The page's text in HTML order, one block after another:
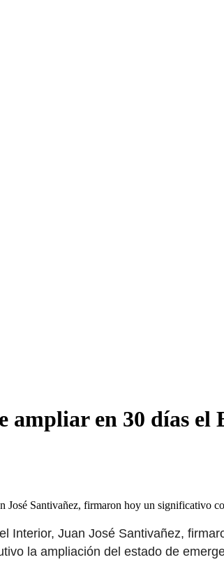
en 30 días el
José Santivañez, firmaron hoy un significativo
Interior, Juan José Santivañez,
la ampliación del estado de